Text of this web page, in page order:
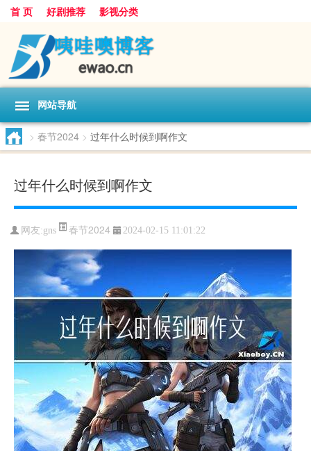
首 页 好剧推荐 影视分类
网站导航
> 春节2024 > 过年什么时候到啊作文
过年什么时候到啊作文
网友:gns 春节2024 2024-02-15 11:01:22